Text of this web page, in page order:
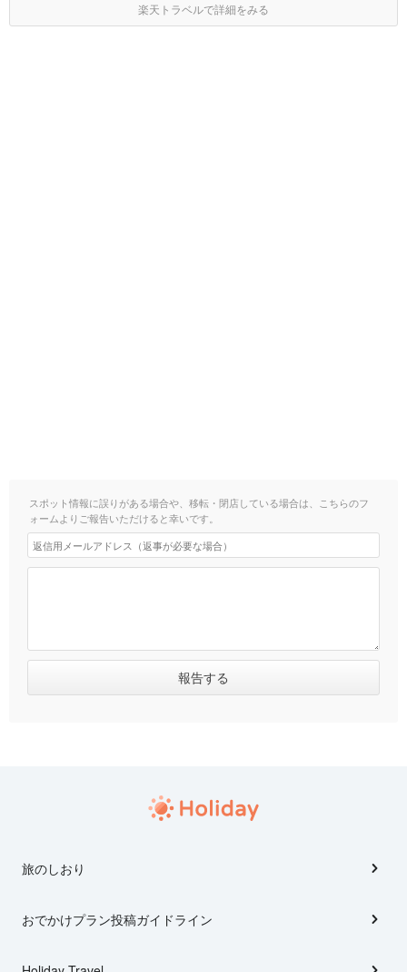
楽天トラベルで詳細をみる
スポット情報に誤りがある場合や、移転・閉店している場合は、こちらのフ
ォームよりご報告いただけると幸いです。
旅のしおり
おでかけプラン投稿ガイドライン